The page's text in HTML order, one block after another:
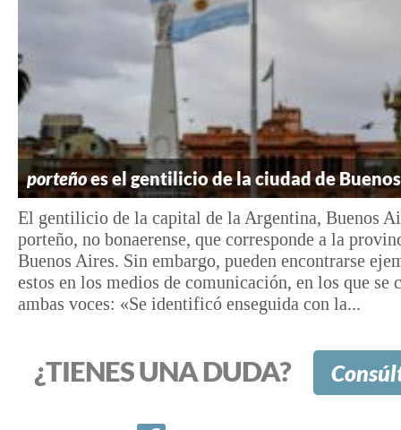
porteñoes el gentilicio de la ciudad de
El gentilicio de la capital de la Argentina, Buenos
porteño, no bonaerense, que corresponde a la
Buenos Aires. Sin embargo, pueden encontrarse
estos en los medios de comunicación, en los que se
ambas voces: «Se identificó enseguida con la...
¿TIENES UNA DUDA?